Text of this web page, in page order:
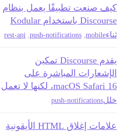
كيف صنعت تطبيقًا يعمل بنظام
Discourse باستخدام Kodular
ثناءmobile
push-notifications
rest-api
يقدم Discourse تمكين
الإشعارات المباشرة على
macOS Safari 16، لكنها لا تعمل
خللpush-notifications
علامات إغلاق HTML الأيقونية